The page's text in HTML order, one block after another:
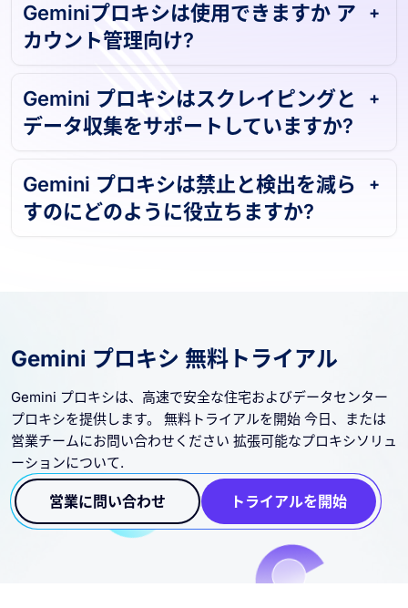
Geminiプロキシは使用できますか ア
カウント管理向け?
Gemini プロキシはスクレイピングと
データ収集をサポートしていますか?
Gemini プロキシは禁止と検出を減ら
すのにどのように役立ちますか?
Gemini プロキシ 無料トライアル
Gemini プロキシは、高速で安全な住宅およびデータセンター
プロキシを提供します。 無料トライアルを開始 今日、または
営業チームにお問い合わせください 拡張可能なプロキシソリュ
ーションについて.
営業に問い合わせ トライアルを開始